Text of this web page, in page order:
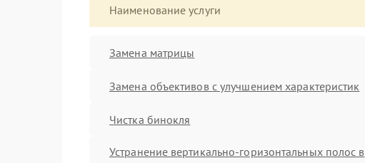
Наименование услуги
Замена матрицы
Замена объективов с улучшением характеристик
Чистка бинокля
Устранение вертикально-горизонтальных полос в